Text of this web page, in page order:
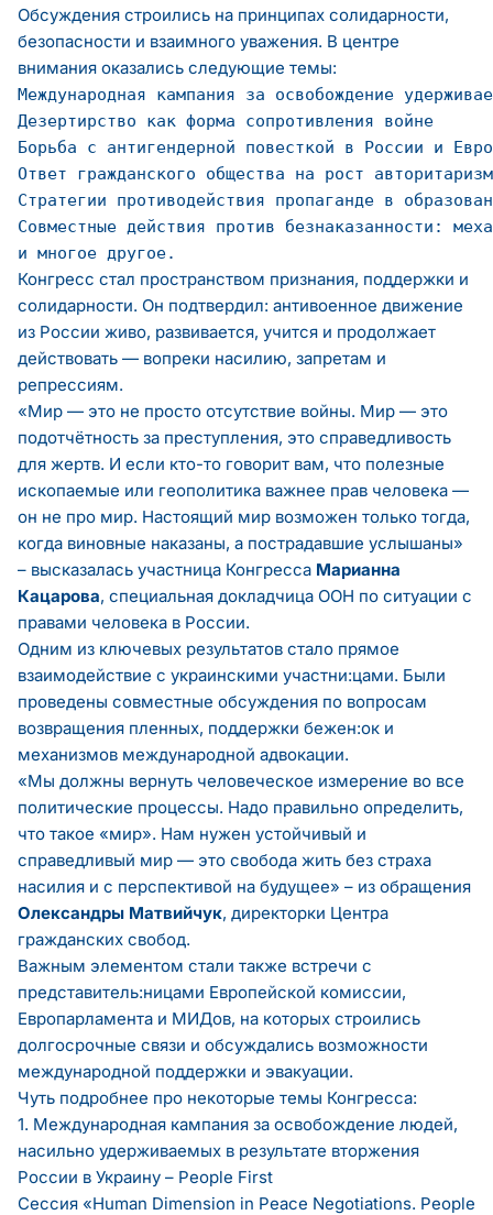
Обсуждения строились на принципах солидарности,
безопасности и взаимного уважения. В центре
внимания оказались следующие темы:
Конгресс стал пространством признания, поддержки и
солидарности. Он подтвердил: антивоенное движение
из России живо, развивается, учится и продолжает
действовать — вопреки насилию, запретам и
репрессиям.
«Мир — это не просто отсутствие войны. Мир — это
подотчётность за преступления, это справедливость
для жертв. И если кто-то говорит вам, что полезные
ископаемые или геополитика важнее прав человека —
он не про мир. Настоящий мир возможен только тогда,
когда виновные наказаны, а пострадавшие услышаны»
– высказалась участница Конгресса Марианна
Кацарова, специальная докладчица ООН по ситуации с
правами человека в России.
Одним из ключевых результатов стало прямое
взаимодействие с украинскими участни:цами. Были
проведены совместные обсуждения по вопросам
возвращения пленных, поддержки бежен:ок и
механизмов международной адвокации.
«Мы должны вернуть человеческое измерение во все
политические процессы. Надо правильно определить,
что такое «мир». Нам нужен устойчивый и
справедливый мир — это свобода жить без страха
насилия и с перспективой на будущее» – из обращения
Олександры Матвийчук, директорки Центра
гражданских свобод.
Важным элементом стали также встречи с
представитель:ницами Европейской комиссии,
Европарламента и МИДов, на которых строились
долгосрочные связи и обсуждались возможности
международной поддержки и эвакуации.
Чуть подробнее про некоторые темы Конгресса:
1. Международная кампания за освобождение людей,
насильно удерживаемых в результате вторжения
России в Украину – People First
Сессия «Human Dimension in Peace Negotiations. People